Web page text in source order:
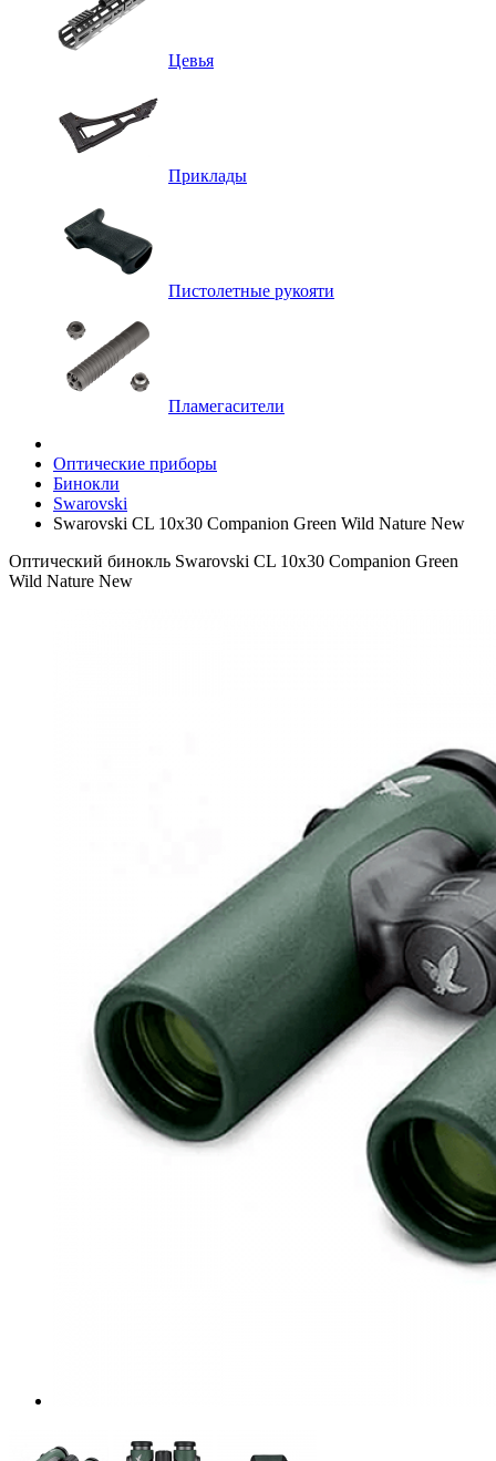
Цевья
Приклады
Пистолетные рукояти
Пламегасители
Оптические приборы
Бинокли
Swarovski
Swarovski CL 10x30 Companion Green Wild Nature New
Оптический бинокль Swarovski CL 10x30 Companion Green
Wild Nature New